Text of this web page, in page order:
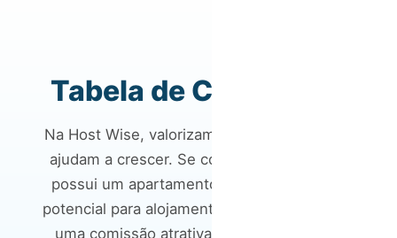
Tabela de Comissões
Na Host Wise, valorizamos aqueles que nos
ajudam a crescer. Se conhece alguém que
possui um apartamento ou uma casa com
potencial para alojamento local, pode ganhar
uma comissão atrativa recomendando os